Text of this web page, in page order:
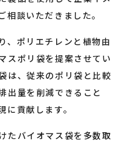
相談いただきました。
、ポリエチレンと植物由
スポリ袋を提案させてい
は、従来のポリ袋と比較
出量を削減できること
貢献します。
たバイオマス袋を多数取